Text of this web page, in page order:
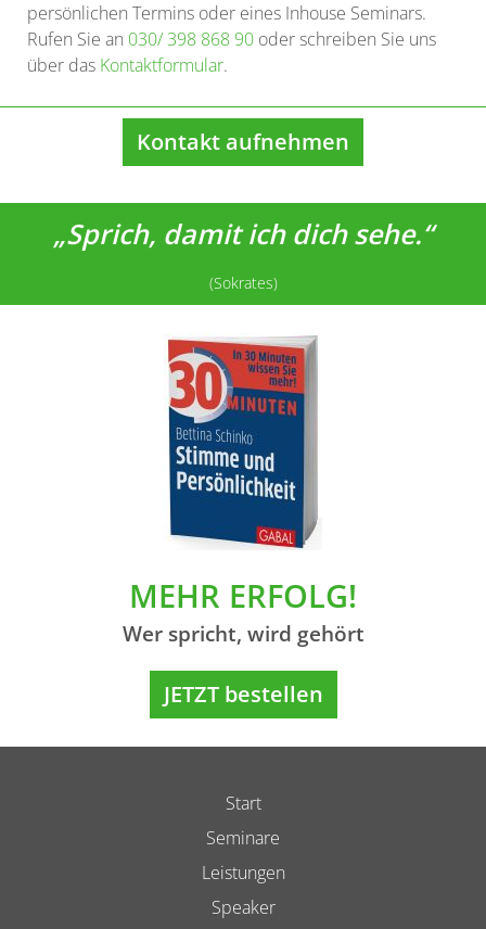
persönlichen Termins oder eines Inhouse Seminars.
Rufen Sie an 030/ 398 868 90 oder schreiben Sie uns
über das Kontaktformular.
Kontakt aufnehmen
„Sprich, damit ich dich sehe.“
(Sokrates)
MEHR ERFOLG!
Wer spricht, wird gehört
JETZT bestellen
Start
Seminare
Leistungen
Speaker